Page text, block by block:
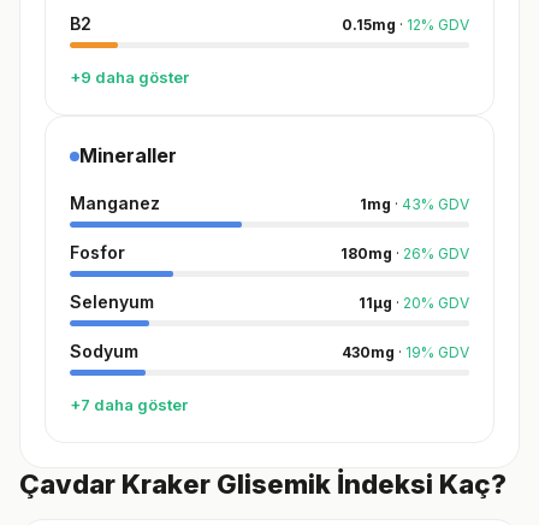
B2 0.15mg · 12% GDV
+9 daha göster
Mineraller
Manganez 1mg · 43% GDV
Fosfor 180mg · 26% GDV
Selenyum 11µg · 20% GDV
Sodyum 430mg · 19% GDV
+7 daha göster
Çavdar Kraker Glisemik İndeksi Kaç?